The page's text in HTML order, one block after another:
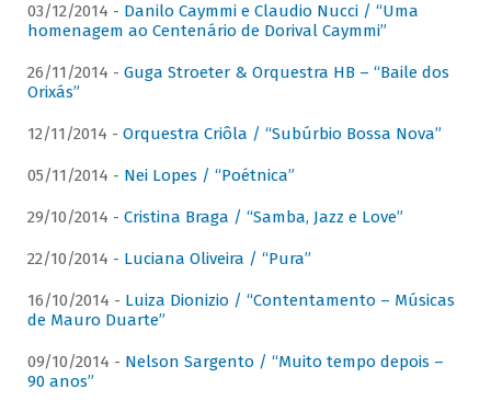
03/12/2014 - Danilo Caymmi e Claudio Nucci / “Uma
homenagem ao Centenário de Dorival Caymmi”
26/11/2014 - Guga Stroeter & Orquestra HB – “Baile dos
Orixás”
12/11/2014 - Orquestra Criôla / “Subúrbio Bossa Nova”
05/11/2014 - Nei Lopes / “Poétnica”
29/10/2014 - Cristina Braga / “Samba, Jazz e Love”
22/10/2014 - Luciana Oliveira / “Pura”
16/10/2014 - Luiza Dionizio / “Contentamento – Músicas
de Mauro Duarte”
09/10/2014 - Nelson Sargento / “Muito tempo depois –
90 anos”